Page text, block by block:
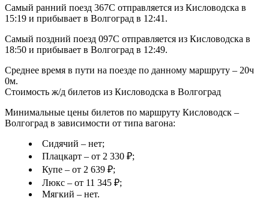
Самый ранний поезд 367С отправляется из Кисловодска в
15:19 и прибывает в Волгоград в 12:41.
Самый поздний поезд 097С отправляется из Кисловодска в
18:50 и прибывает в Волгоград в 12:49.
Среднее время в пути на поезде по данному маршруту – 20ч
0м.
Стоимость ж/д билетов из Кисловодска в Волгоград
Минимальные цены билетов по маршруту Кисловодск –
Волгоград в зависимости от типа вагона:
Сидячий – нет;
Плацкарт – от 2 330 ₽;
Купе – от 2 639 ₽;
Люкс – от 11 345 ₽;
Мягкий – нет.